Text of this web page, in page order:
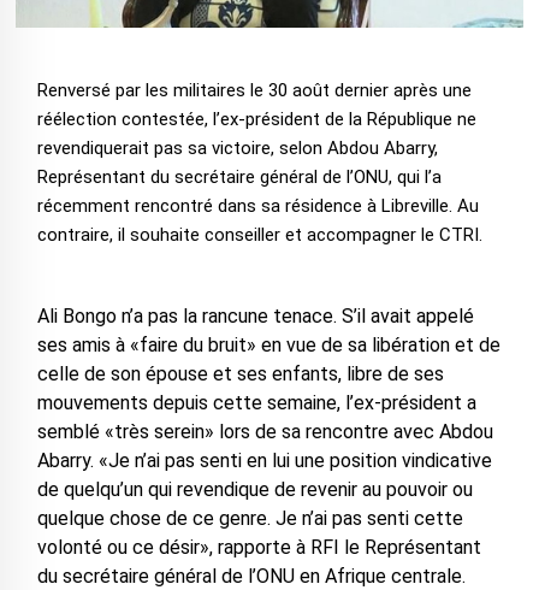
Renversé par les militaires le 30 août dernier après une
réélection contestée, l’ex-président de la République ne
revendiquerait pas sa victoire, selon Abdou Abarry,
Représentant du secrétaire général de l’ONU, qui l’a
récemment rencontré dans sa résidence à Libreville. Au
contraire, il souhaite conseiller et accompagner le CTRI.
Ali Bongo n’a pas la rancune tenace. S’il avait appelé
ses amis à «faire du bruit» en vue de sa libération et de
celle de son épouse et ses enfants, libre de ses
mouvements depuis cette semaine, l’ex-président a
semblé «très serein» lors de sa rencontre avec Abdou
Abarry. «Je n’ai pas senti en lui une position vindicative
de quelqu’un qui revendique de revenir au pouvoir ou
quelque chose de ce genre. Je n’ai pas senti cette
volonté ou ce désir», rapporte à RFI le Représentant
du secrétaire général de l’ONU en Afrique centrale.